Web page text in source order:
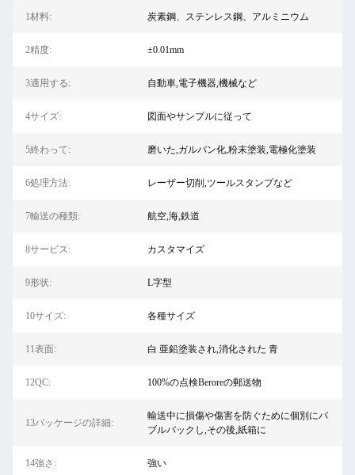
1材料: 炭素鋼、ステンレス鋼、アルミニウム
2精度: ±0.01mm
3適用する: 自動車,電子機器,機械など
4サイズ: 図面やサンプルに従って
5終わって: 磨いた,ガルバン化,粉末塗装,電極化塗装
6処理方法: レーザー切削,ツールスタンプなど
7輸送の種類: 航空,海,鉄道
8サービス: カスタマイズ
9形状: L字型
10サイズ: 各種サイズ
11表面: 白 亜鉛塗装され,消化された 青
12QC: 100%の点検Beroreの郵送物
13パッケージの詳細:
輸送中に損傷や傷害を防ぐために個別にバ
ブルパックし,その後,紙箱に
14強さ: 強い